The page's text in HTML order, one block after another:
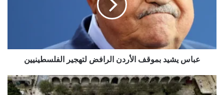
الفلسطينيين
عباس يشيد بموقف الأردن الرافض لتهجير الفلسطينيين
بلجيكا:
سنعترف